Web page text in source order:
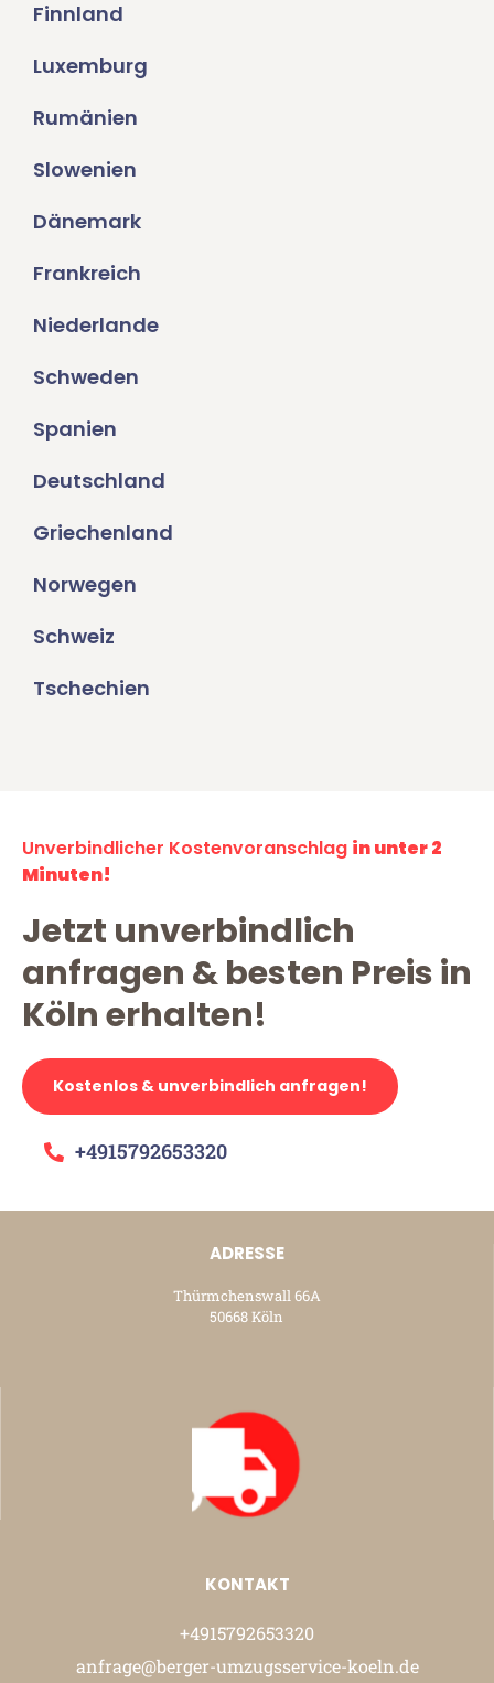
Finnland
Luxemburg
Rumänien
Slowenien
Dänemark
Frankreich
Niederlande
Schweden
Spanien
Deutschland
Griechenland
Norwegen
Schweiz
Tschechien
Unverbindlicher Kostenvoranschlag in unter 2
Minuten!
Jetzt unverbindlich
anfragen & besten Preis in
Köln erhalten!
Kostenlos & unverbindlich anfragen!
+4915792653320
ADRESSE
Thürmchenswall 66A
50668 Köln
KONTAKT
+4915792653320
anfrage@berger-umzugsservice-koeln.de